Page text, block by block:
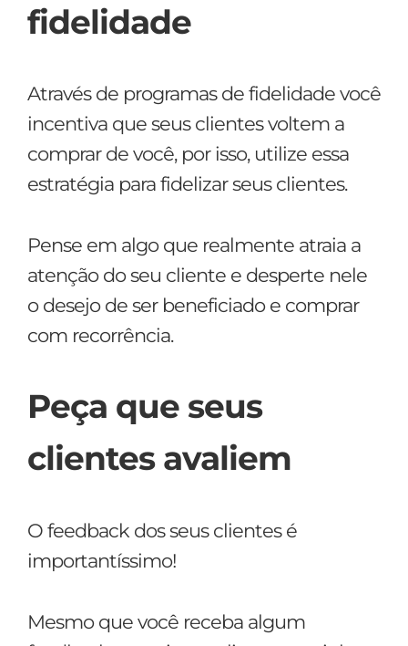
fidelidade
Através de programas de fidelidade você
incentiva que seus clientes voltem a
comprar de você, por isso, utilize essa
estratégia para fidelizar seus clientes.
Pense em algo que realmente atraia a
atenção do seu cliente e desperte nele
o desejo de ser beneficiado e comprar
com recorrência.
Peça que seus
clientes avaliem
O feedback dos seus clientes é
importantíssimo!
Mesmo que você receba algum